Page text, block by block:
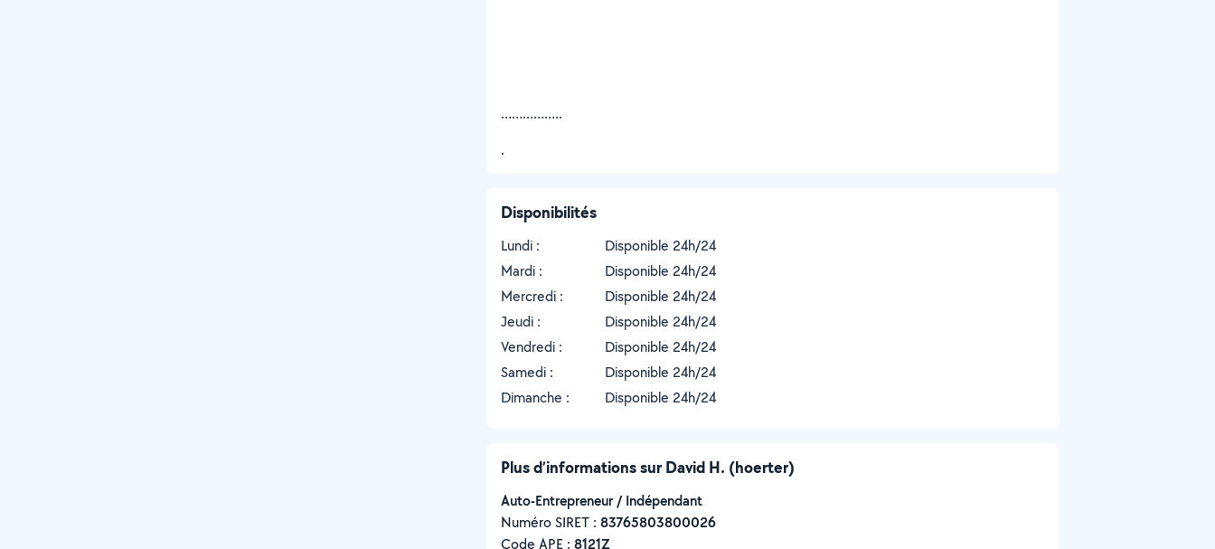
……………..
.
Disponibilités
Lundi :
Disponible 24h/24
Mardi :
Disponible 24h/24
Mercredi :
Disponible 24h/24
Jeudi :
Disponible 24h/24
Vendredi :
Disponible 24h/24
Samedi :
Disponible 24h/24
Dimanche :
Disponible 24h/24
Plus d’informations sur David H. (hoerter)
Auto-Entrepreneur / Indépendant
Numéro SIRET : ‍83765803800026
Code APE : 8121Z